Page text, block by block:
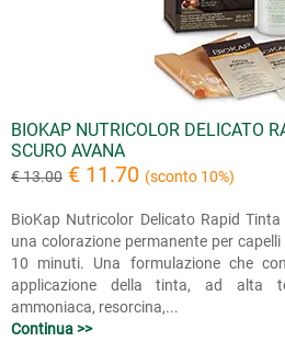
BIOKAP NUTRICOLOR DELICATO
SCURO AVANA
€ 13.00 € 11.70 (sconto 10%)
BioKap Nutricolor Delicato Rapid
una colorazione permanente per
10 minuti. Una formulazione che
applicazione della tinta, ad alta
ammoniaca, resorcina,...
Continua >>